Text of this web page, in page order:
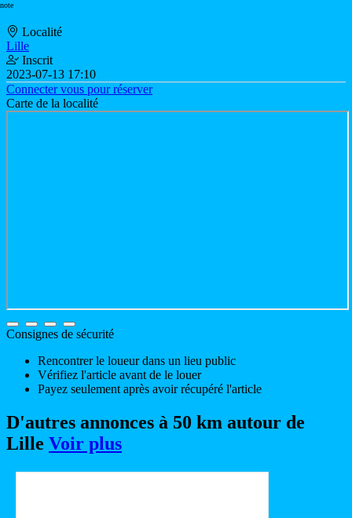
Localité
Lille
Inscrit
2023-07-13 17:10
Connecter vous pour réserver
Carte de la localité
Consignes de sécurité
Rencontrer le loueur dans un lieu public
Vérifiez l'article avant de le louer
Payez seulement après avoir récupéré l'article
D'autres annonces à 50 km autour de
Lille Voir plus